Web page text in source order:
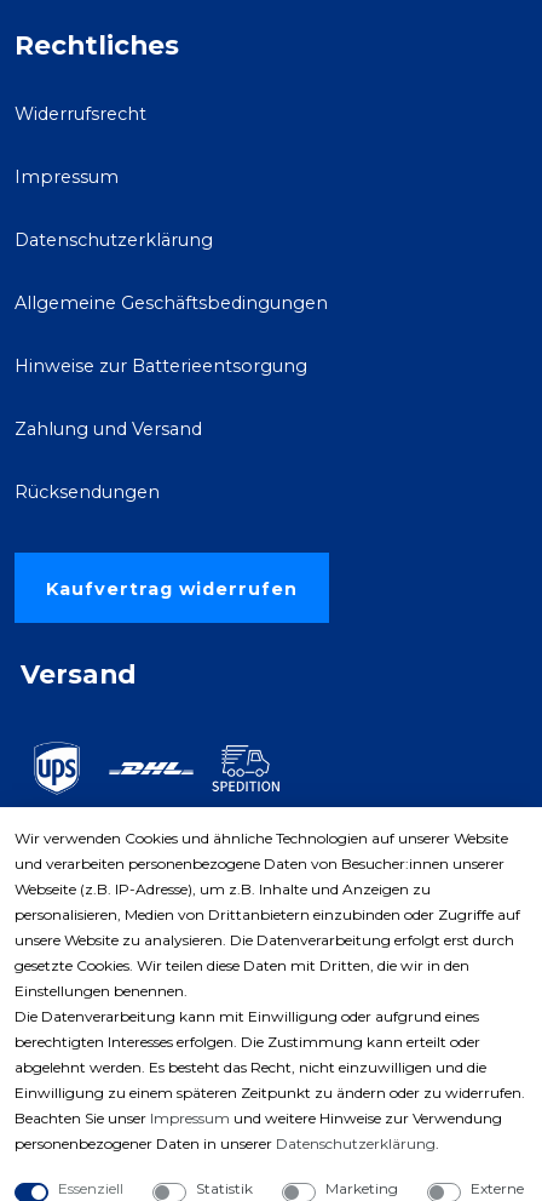
Rechtliches
Widerrufsrecht
Impressum
Datenschutzerklärung
Allgemeine Geschäftsbedingungen
Hinweise zur Batterieentsorgung
Zahlung und Versand
Rücksendungen
Kaufvertrag widerrufen
Versand
Zahlungsarten
Wir verwenden Cookies und ähnliche Technologien auf unserer Website
und verarbeiten personenbezogene Daten von Besucher:innen unserer
Webseite (z.B. IP-Adresse), um z.B. Inhalte und Anzeigen zu
personalisieren, Medien von Drittanbietern einzubinden oder Zugriffe auf
unsere Website zu analysieren. Die Datenverarbeitung erfolgt erst durch
gesetzte Cookies. Wir teilen diese Daten mit Dritten, die wir in den
Einstellungen benennen.
Die Datenverarbeitung kann mit Einwilligung oder aufgrund eines
berechtigten Interesses erfolgen. Die Zustimmung kann erteilt oder
abgelehnt werden. Es besteht das Recht, nicht einzuwilligen und die
Einwilligung zu einem späteren Zeitpunkt zu ändern oder zu widerrufen.
Beachten Sie unser Impressum und weitere Hinweise zur Verwendung
personenbezogener Daten in unserer Daten­schutz­erklärung.
Essenziell Statistik Marketing Externe